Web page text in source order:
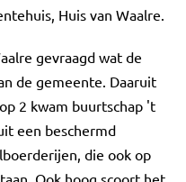
Huis van Waalre.
gevraagd wat de
de gemeente. Daaruit
2 kwam buurtschap 't
een beschermd
die ook op
Ook hoog scoort het